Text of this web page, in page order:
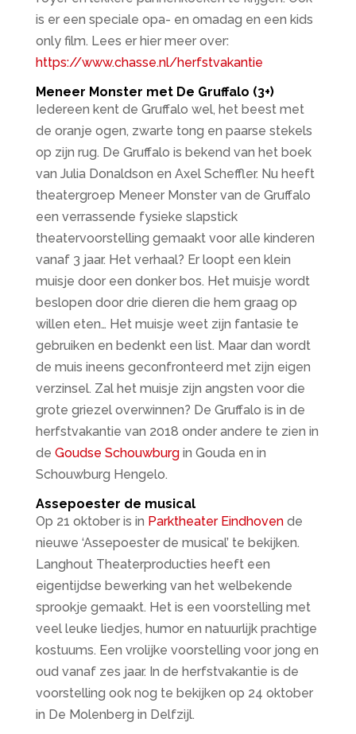
is er een speciale opa- en omadag en een kids
only film. Lees er hier meer over:
https://www.chasse.nl/herfstvakantie
Meneer Monster met De Gruffalo (3+)
Iedereen kent de Gruffalo wel, het beest met
de oranje ogen, zwarte tong en paarse stekels
op zijn rug. De Gruffalo is bekend van het boek
van Julia Donaldson en Axel Scheffler. Nu heeft
theatergroep Meneer Monster van de Gruffalo
een verrassende fysieke slapstick
theatervoorstelling gemaakt voor alle kinderen
vanaf 3 jaar. Het verhaal? Er loopt een klein
muisje door een donker bos. Het muisje wordt
beslopen door drie dieren die hem graag op
willen eten… Het muisje weet zijn fantasie te
gebruiken en bedenkt een list. Maar dan wordt
de muis ineens geconfronteerd met zijn eigen
verzinsel. Zal het muisje zijn angsten voor die
grote griezel overwinnen? De Gruffalo is in de
herfstvakantie van 2018 onder andere te zien in
de Goudse Schouwburgin Gouda en in
Schouwburg Hengelo.
Assepoester de musical
Op 21 oktober is in Parktheater Eindhovende
nieuwe ‘Assepoester de musical’ te bekijken.
Langhout Theaterproducties heeft een
eigentijdse bewerking van het welbekende
sprookje gemaakt. Het is een voorstelling met
veel leuke liedjes, humor en natuurlijk prachtige
kostuums. Een vrolijke voorstelling voor jong en
oud vanaf zes jaar. In de herfstvakantie is de
voorstelling ook nog te bekijken op 24 oktober
in De Molenberg in Delfzijl.